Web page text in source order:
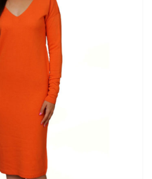
СКИДКА